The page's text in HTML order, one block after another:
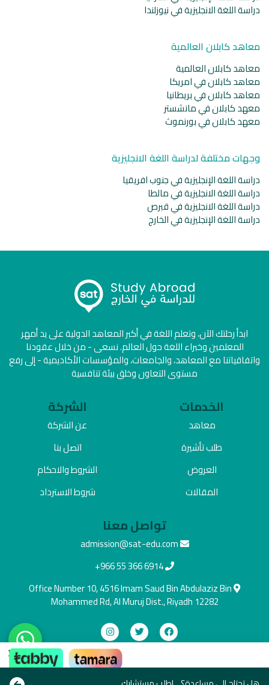
دراسة اللغة الانجليزية في نيوزلندا
معاهد كابلان العالمية
معاهد كابلان العالمية
معاهد كابلان في امريكا
معاهد كابلان في بريطانيا
معهد كابلان في مانشستر
معهد كابلان في بورنموث
وجهات مختلفة لدراسة اللغة الانجليزية
دراسة اللغة الإنجليزية في جنوب افريقيا
دراسة اللغة الانجليزية في مالطا
دراسة اللغة الانجليزية في قبرص
دراسة اللغة الإنجليزية في الخارج
ابدأ رحلتك الآن، وتعلم اللغة في أكبر المعاهد الدولية على يد أمهر
المعلمين وخبراء اللغة حول العالم. نسعى - من خلال عقودنا
واتفاقياتنا مع المعاهد، والجامعات، والمؤسسات الأكاديمية - إلى رفع
مستوى التعاون وخلق بيئة تنافسية
الخدمات
معاهد
طلب تأشيرة
العروض
المقالات
الشركة
عن الشركة
اتصل بنا
الشروط والاحكام
شروط الاسترداد
تواصل معنا
admission@sat-edu.com
+966 55 366 6914
Office Number 10, 4516 Imam Saud Bin Abdulaziz Bin
Mohammed Rd, Al Muruj Dist., Riyadh 12282
دفع آمن ×